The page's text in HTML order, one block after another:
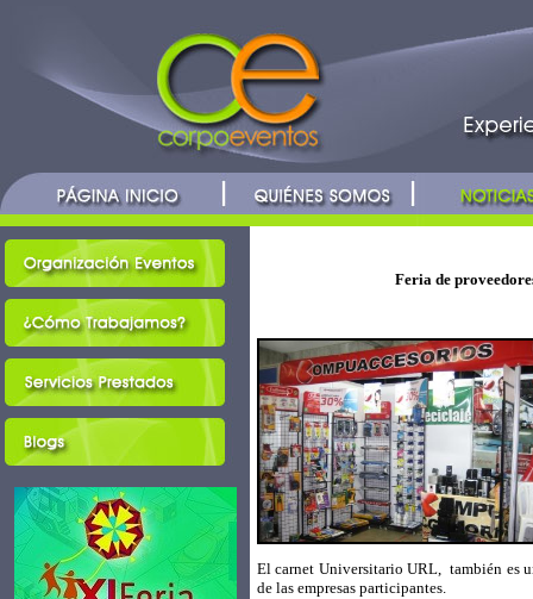
Feria de
El carnet Universitario URL, también es
de las empresas participantes.